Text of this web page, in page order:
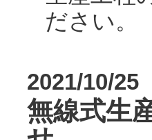
ださい。
2021/10/25
無線式生